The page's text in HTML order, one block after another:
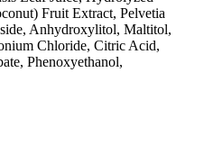
Fruit Extract, Pelvetia
Anhydroxylitol, Maltitol,
Chloride, Citric Acid,
Phenoxyethanol,